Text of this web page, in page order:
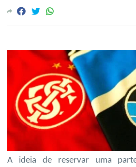
A ideia de reservar uma